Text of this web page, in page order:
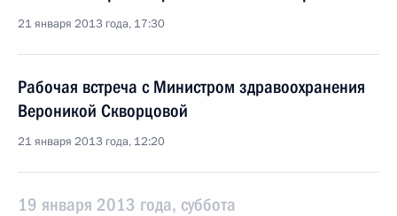
21 января 2013 года, 17:30
Рабочая встреча с Министром здравоохранения
Вероникой Скворцовой
21 января 2013 года, 12:20
19 января 2013 года, суббота